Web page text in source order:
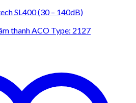
SL400 (30 – 140dB)